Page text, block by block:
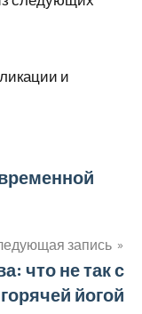
и
запись
что не так с
горячей йогой